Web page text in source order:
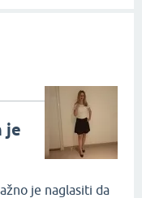
je
je naglasiti da